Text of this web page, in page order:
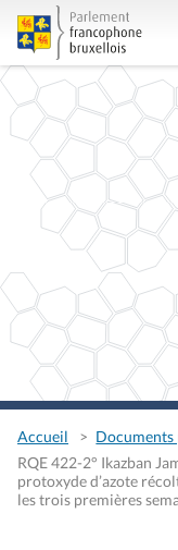
Accueil
RQE 422-2° Ikazban
protoxyde d’azote
les trois premières